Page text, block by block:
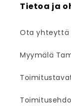
Tietoa ja
Ota yhteyttä
Myymälä